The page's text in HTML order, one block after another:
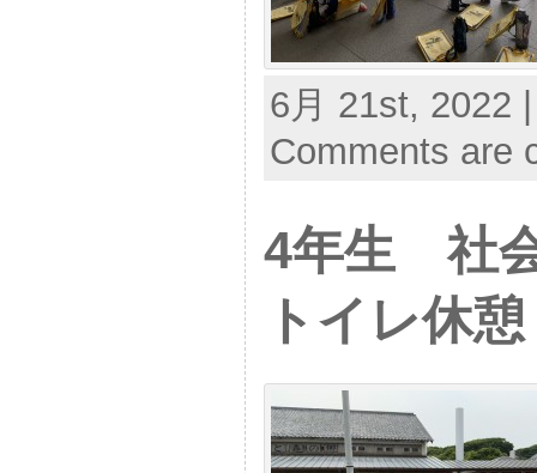
6月 21st, 2022
Comments are
4年生 社
トイレ休憩